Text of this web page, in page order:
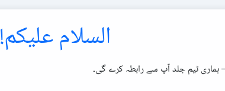
السلام علیکم!
ہماری ٹیم جلد آپ سے رابطہ کرے گی۔